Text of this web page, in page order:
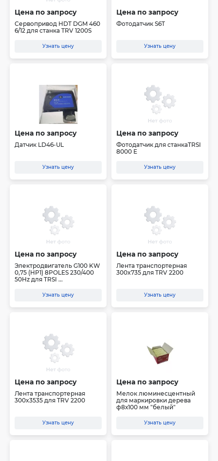
Цена по запросу
Сервопривод HDT DGM 460
6/12 для станка TRV 1200S
Узнать цену
Цена по запросу
Фотодатчик S6T
Узнать цену
Цена по запросу
Датчик LD46-UL
Узнать цену
Цена по запросу
Фотодатчик для станкаTRSI
8000 E
Узнать цену
Цена по запросу
Электродвигатель G100 KW
0,75 (HP1) 8POLES 230/400
50Hz для TRSI ...
Узнать цену
Цена по запросу
Лента транспортерная
300x735 для TRV 2200
Узнать цену
Цена по запросу
Лента транспортерная
300x3535 для TRV 2200
Узнать цену
Цена по запросу
Мелок люминесцентный
для маркировки дерева
ф8х100 мм "белый"
Узнать цену